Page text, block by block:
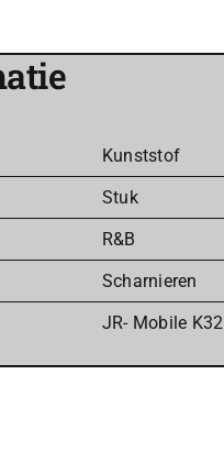
Kunststof
Stuk
R&B
Scharnieren
JR- Mobile K32